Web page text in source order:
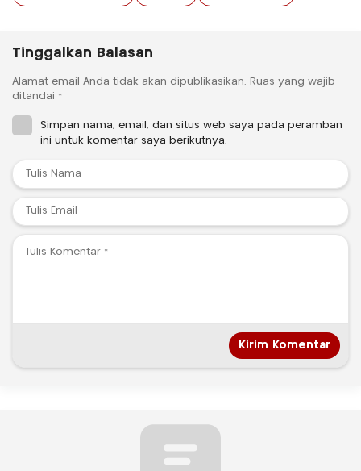
Tinggalkan Balasan
Alamat email Anda tidak akan dipublikasikan. Ruas yang wajib
ditandai *
Simpan nama, email, dan situs web saya pada peramban
ini untuk komentar saya berikutnya.